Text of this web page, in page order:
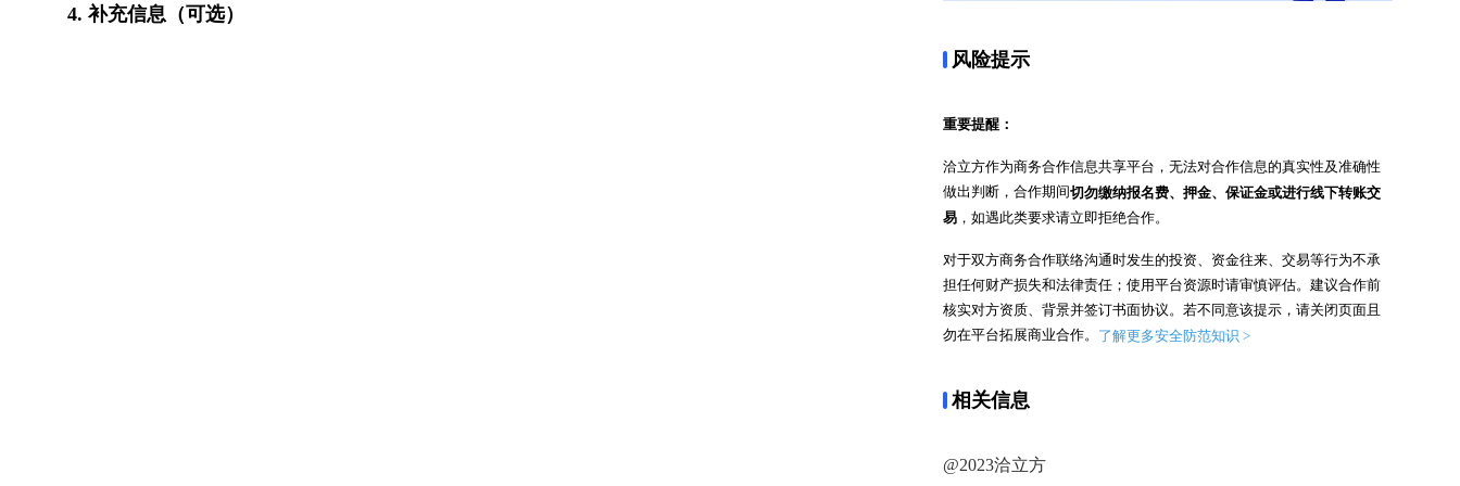
4. 补充信息（可选）
风险提示
重要提醒：
洽立方作为商务合作信息共享平台，无法对合作信息的真实性及准确性
做出判断，合作期间切勿缴纳报名费、押金、保证金或进行线下转账交
易 ，如遇此类要求请立即拒绝合作。
对于双方商务合作联络沟通时发生的投资、资金往来、交易等行为不承
担任何财产损失和法律责任；使用平台资源时请审慎评估。 建议合作前
核实对方资质、背景并签订书面协议。 若不同意该提示，请关闭页面且
勿在平台拓展商业合作。 了解更多安全防范知识 >
相关信息
@2023洽立方